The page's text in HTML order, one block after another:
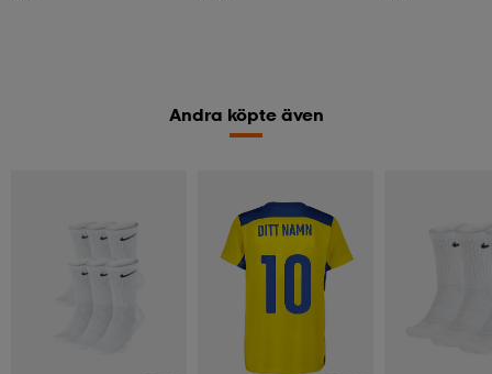
Andra köpte även